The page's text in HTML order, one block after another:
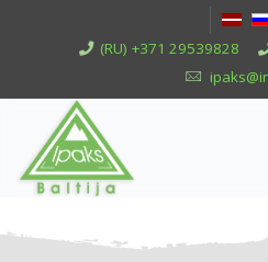
(RU) +371 29539828